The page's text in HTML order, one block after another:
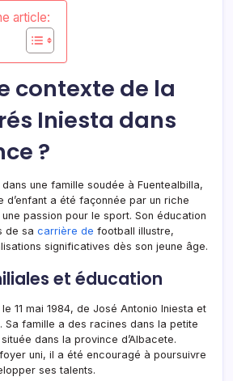
article:
contexte de la
Iniesta dans
?
une famille soudée à Fuentealbilla,
d’enfant a été façonnée par un riche
passion pour le sport. Son éducation
de sa carrière de football illustre,
significatives dès son jeune âge.
et éducation
11 mai 1984, de José Antonio Iniesta et
Sa famille a des racines dans la petite
dans la province d’Albacete.
uni, il a été encouragé à poursuivre
ses talents.